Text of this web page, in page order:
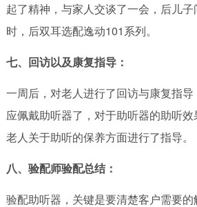
起了精神，与家人交谈了一会，后儿
时，后双耳选配逸动101系列。
七、回访以及康复指导：
一周后，对老人进行了回访与康复指
应佩戴助听器了，对于助听器的助听
老人关于助听的保养方面进行了指导。
八、验配师验配总结：
验配助听器，关键是要清楚客户需要